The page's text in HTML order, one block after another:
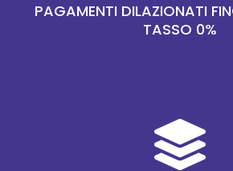
PAGAMENTI DILAZIONATI
TASSO 0%
